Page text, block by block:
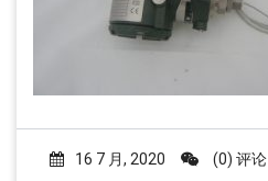
16 7 月, 2020 (0) 评论